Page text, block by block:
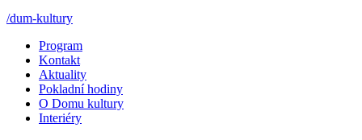
/dum-kultury
Program
Kontakt
Aktuality
Pokladní hodiny
O Domu kultury
Interiéry